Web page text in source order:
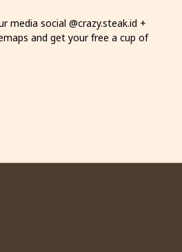
media social @crazy.steak.id +
and get your free a cup of